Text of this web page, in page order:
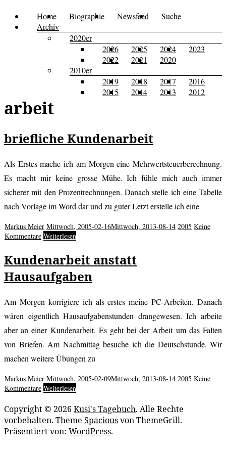
Zum
Inhalt
Kusi's
Tagebuch
Carpe
Menü Home Biographie Newsfeed
Suche
Archiv
2020er
2026
2025 2024
2023
2022
2021
2020
2010er
2019
2018 2017
2016
2015
2014 2013 2012
arbeit
briefliche Kundenarbeit
Als Erstes mache ich am Morgen eine Mehrwertsteuerberechnung.
Es macht mir keine grosse Mühe. Ich fühle mich auch immer
sicherer mit den Prozentrechnungen. Danach stelle ich eine Tabelle
nach Vorlage im Word dar und zu guter Letzt erstelle ich eine
Markus Meier Mittwoch, 2005-02-16Mittwoch, 2013-08-14 2005 Keine
Kommentare Weiterlesen
Kundenarbeit anstatt
Hausaufgaben
Am Morgen korrigiere ich als erstes meine PC-Arbeiten. Danach
wären eigentlich Hausaufgabenstunden drangewesen. Ich arbeite
aber an einer Kundenarbeit. Es geht bei der Arbeit um das Falten
von Briefen. Am Nachmittag besuche ich die Deutschstunde. Wir
machen weitere Übungen zu
Markus Meier Mittwoch, 2005-02-09Mittwoch, 2013-08-14 2005 Keine
Kommentare Weiterlesen
Copyright © 2026 Kusi's Tagebuch. Alle Rechte
vorbehalten. Theme Spaciousvon ThemeGrill.
Präsentiert von: WordPress.